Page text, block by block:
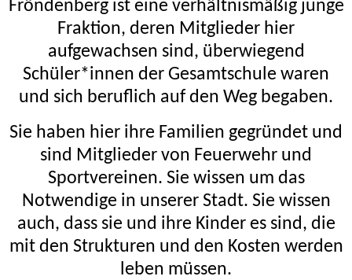
Fröndenberg ist eine verhältnismäßig junge
Fraktion, deren Mitglieder hier
aufgewachsen sind, überwiegend
Schüler*innen der Gesamtschule waren
und sich beruflich auf den Weg begaben.
Sie haben hier ihre Familien gegründet und
sind Mitglieder von Feuerwehr und
Sportvereinen. Sie wissen um das
Notwendige in unserer Stadt. Sie wissen
auch, dass sie und ihre Kinder es sind, die
mit den Strukturen und den Kosten werden
leben müssen.